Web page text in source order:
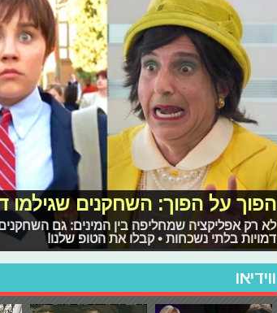
הפוך על הפוך: השחקנים שגילמו
לא רק אפליקציה שמחליפה בין המינים: גם
דמויות בלתי נשכחות • קבלו את הטופ שלנו!
ווידיאו